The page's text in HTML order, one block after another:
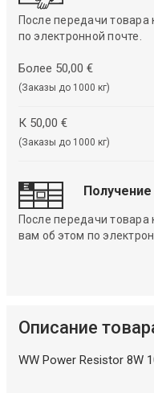
После передачи
по электронной почте.
Более 50,00 €
(Заказы до 1000 кг)
К 50,00 €
(Заказы до 1000 кг)
После передачи
вам об этом по
Описание
WW Power Resistor 8W